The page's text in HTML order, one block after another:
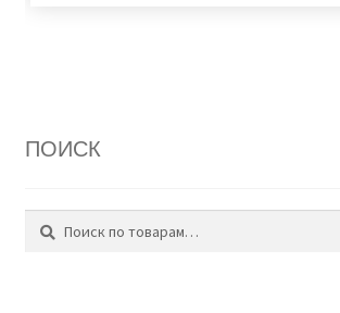
ПОИСК
Поиск